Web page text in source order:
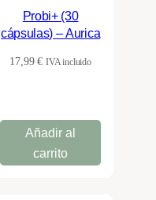
Probi+ (30
cápsulas) – Aurica
17,99€ IVA incluido
Añadir al
carrito